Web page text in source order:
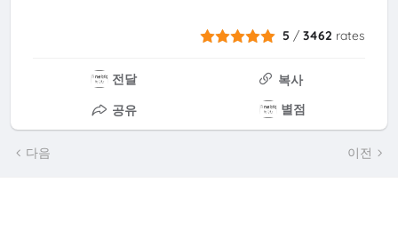
5 /3462 rates
전달
복사
공유
별점
다음 이전